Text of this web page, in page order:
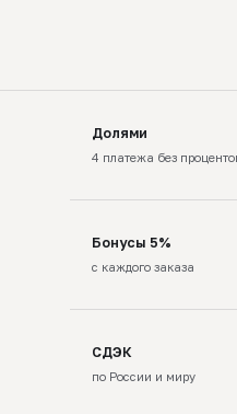
Долями
4 платежа без
Бонусы 5%
с каждого заказа
СДЭК
по России и миру